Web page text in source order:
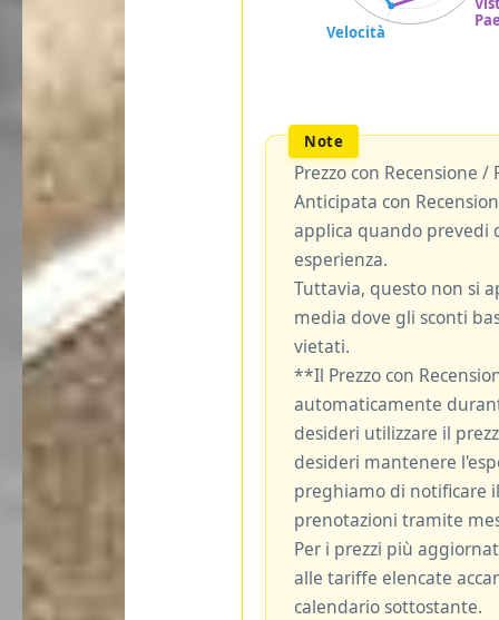
Prezzo con Recensione
Anticipata con
applica quando prevedi
esperienza.
Tuttavia, questo non si
media dove gli sconti
vietati.
**Il Prezzo con
automaticamente
desideri utilizzare il
desideri mantenere
preghiamo di notificare
prenotazioni tramite
Per i prezzi più
alle tariffe elencate
calendario sottostante.